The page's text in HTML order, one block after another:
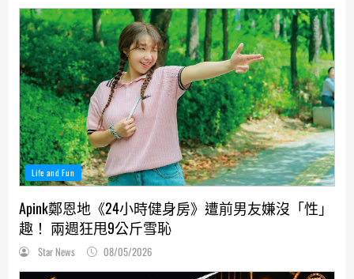
Life and Fun
Apink鄭恩地《24小時健身房》遭前男友嫌沒「性」
趣！ 兩週狂甩9公斤雪恥
Star News 08/05/2026